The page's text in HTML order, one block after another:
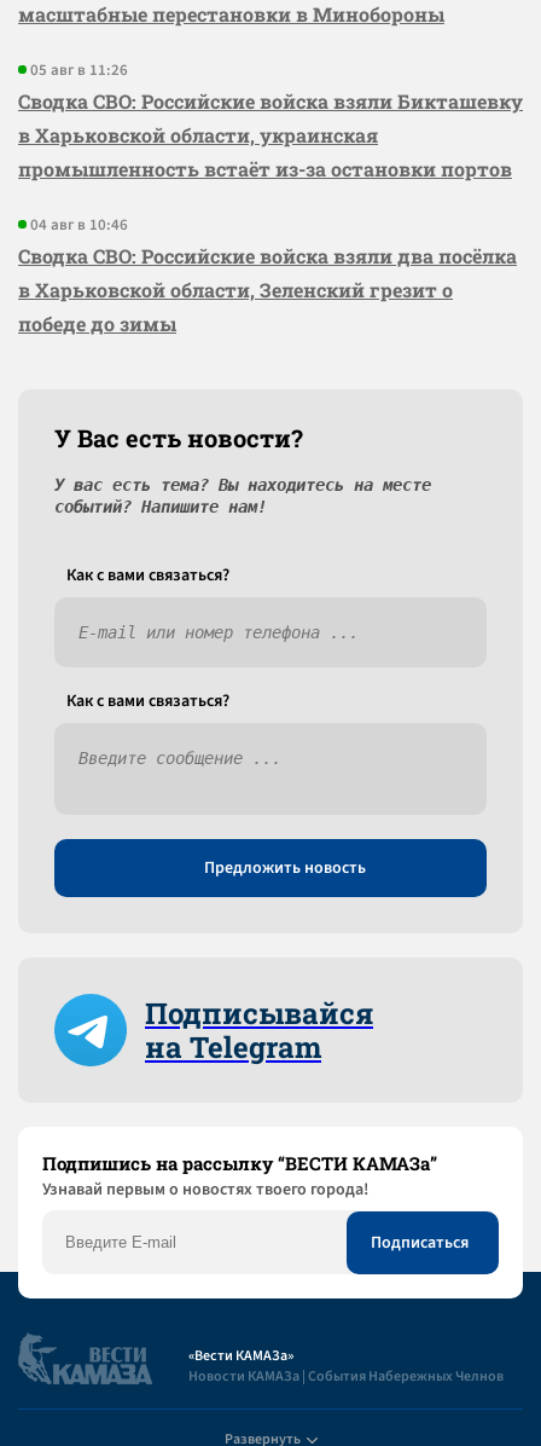
масштабные перестановки в Минобороны
05 авг в 11:26
Сводка СВО: Российские войска взяли Бикташевку
в Харьковской области, украинская
промышленность встаёт из-за остановки портов
04 авг в 10:46
Сводка СВО: Российские войска взяли два посёлка
в Харьковской области, Зеленский грезит о
победе до зимы
У Вас есть новости?
У вас есть тема? Вы находитесь на месте
событий? Напишите нам!
Как c вами связаться?
Как c вами связаться?
Предложить новость
Подписывайся
на Telegram
Подпишись на рассылку “ВЕСТИ КАМАЗа”
Узнaвай первым о новостях твоего города!
«Вести КАМАЗа»
Новости КАМАЗа | События Набережных Челнов
Развернуть